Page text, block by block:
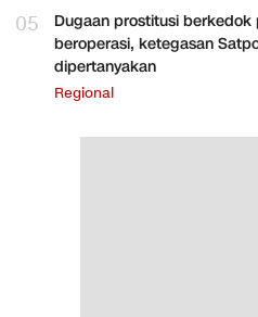
05
Dugaan prostitusi berkedok
beroperasi, ketegasan
dipertanyakan
Regional